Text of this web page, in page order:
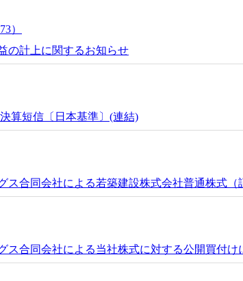
）
の計上に関するお知らせ
算短信〔日本基準〕(連結)
ス合同会社による若築建設株式会社普通株式
ス合同会社による当社株式に対する公開買付